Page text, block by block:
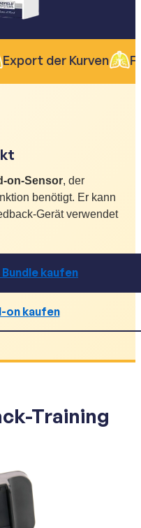
der Kurven
on-Sensor, der
benötigt. Er kann
Gerät verwendet
kaufen
on kaufen
Training